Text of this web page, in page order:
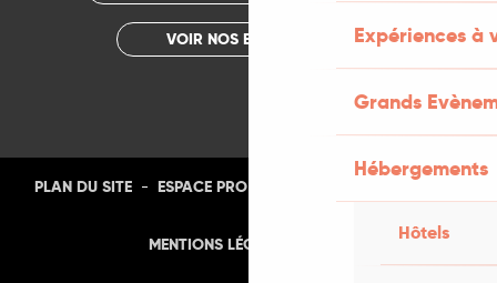
Expériences à
Grands
Hébergements
Hôtels
VOIR NOS BROCHURES
PLAN DU SITE - ESPACE PRO PHOTOTHÈQUE
MENTIONS LÉGALES